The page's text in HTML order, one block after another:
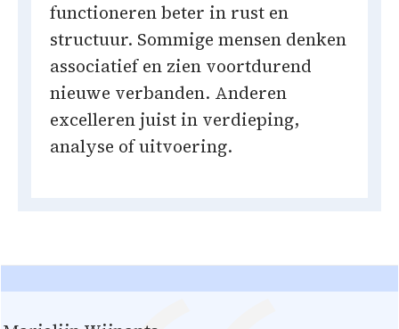
functioneren beter in rust en
structuur. Sommige mensen denken
associatief en zien voortdurend
nieuwe verbanden. Anderen
excelleren juist in verdieping,
analyse of uitvoering.